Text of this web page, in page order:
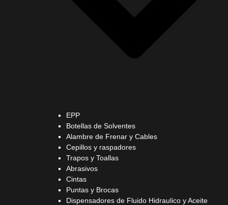
EPP
Botellas de Solventes
Alambre de Frenar y Cables
Cepillos y raspadores
Trapos y Toallas
Abrasivos
Cintas
Puntas y Brocas
Dispensadores de Fluido Hidraulico y Aceite